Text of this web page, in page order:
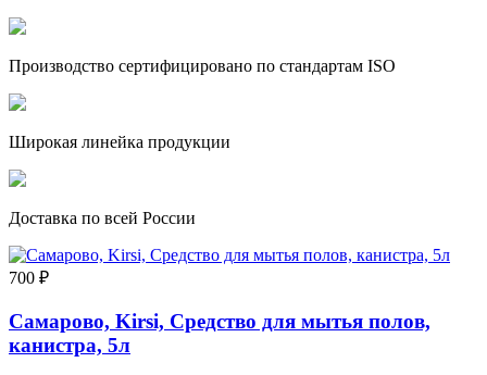
Производство сертифицировано по стандартам ISO
Широкая линейка продукции
Доставка по всей России
700 ₽
Самарово, Kirsi, Средство для мытья полов,
канистра, 5л